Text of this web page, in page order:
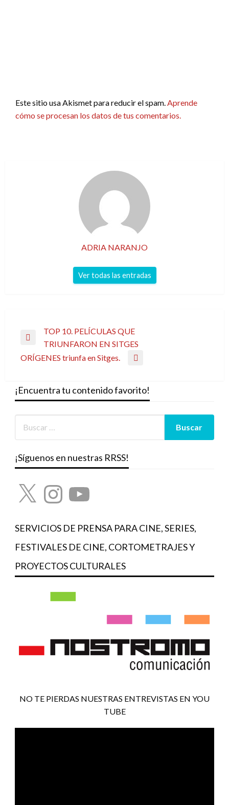
Este sitio usa Akismet para reducir el spam.Aprende
cómo se procesan los datos de tus comentarios.
ADRIA NARANJO
Ver todas las entradas
Navegación
entradas
Entrada
anterior
TOP 10. PELÍCULAS QUE
TRIUNFARON EN SITGES
Entrada
ORÍGENES triunfa en Sitges.
¡Encuentra tu contenido favorito!
¡Síguenos en nuestras RRSS!
X InstagramYouTube
SERVICIOS DE PRENSA PARA CINE, SERIES,
FESTIVALES DE CINE, CORTOMETRAJES Y
PROYECTOS CULTURALES
NO TE PIERDAS NUESTRAS ENTREVISTAS EN YOU
TUBE